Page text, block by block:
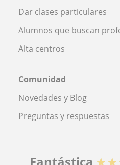
Dar clases particulares
Alumnos que buscan
Alta centros
Comunidad
Novedades y Blog
Preguntas y respuestas